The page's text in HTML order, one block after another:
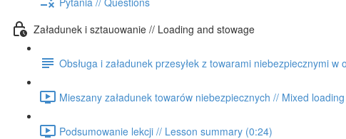
Załadunek i sztauowanie // Loading and stowage
Obsługa i załadunek przesyłek z towarami niebezpiecznymi
Mieszany załadunek towarów niebezpiecznych // Mixed
Podsumowanie lekcji // Lesson summary (0:24)